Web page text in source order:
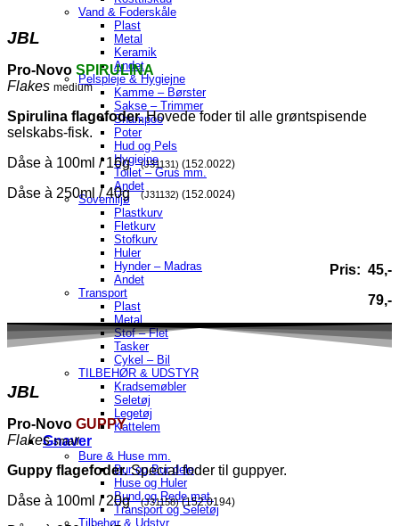
Vand & Foderskåle
Plast
Metal
Keramik
Andet
Pelspleje & Hygiejne
Kamme – Børster
Sakse – Trimmer
Shampoo
Poter
Hud og Pels
Hygiejne
Toilet – Grus mm.
Andet
Sovemiljø
Plastkurv
Fletkurv
Stofkurv
Huler
Hynder – Madras
Andet
Transport
Plast
Metal
Stof – Flet
Tasker
Cykel – Bil
TILBEHØR & UDSTYR
Kradsemøbler
Seletøj
Legetøj
Kattelem
Gnaver
Bure & Huse mm.
Bur og Bur dele
Huse og Huler
Bund og Rede mat.
Transport og Seletøj
Tilbehør & Udstyr
JBL
Pro-Novo SPIRULINA
Flakes medium
Spirulina flagefoder.Hovede foder til alle grøntspisende
selskabs-fisk.
Dåse à 100ml / 16g(J31131) (152.0022)
Dåse à 250ml / 40g(J31132) (152.0024)
Pris: 45,-
79,-
JBL
Pro-Novo GUPPY
Flakessmall
Guppy flagefoder.Special foder til guppyer.
Dåse à 100ml / 20g(J31158)(152.0194)